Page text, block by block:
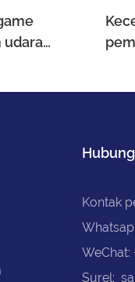
Kontak
Surel: